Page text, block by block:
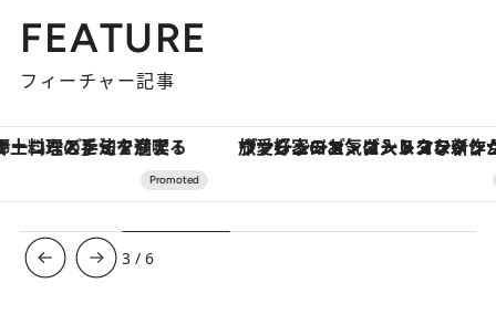
FEATURE
フィーチャー記事
ヴァシュロン・コンスタンタン「オーヴァーシーズ・オートマティック」。旅愛好家のお気に入りコレクションから、ジェンダーレスな新作が登場
3 /6